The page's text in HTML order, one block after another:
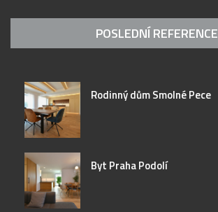
POSLEDNÍ REFERENCE
Rodinný dům Smolné Pece
Byt Praha Podolí